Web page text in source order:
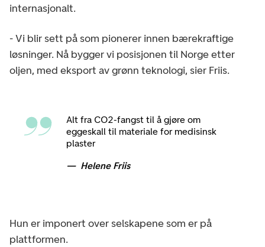
internasjonalt.
- Vi blir sett på som pionerer innen bærekraftige
løsninger. Nå bygger vi posisjonen til Norge etter
oljen, med eksport av grønn teknologi, sier Friis.
Alt fra CO2-fangst til å gjøre om
eggeskall til materiale for medisinsk
plaster
Helene Friis
Hun er imponert over selskapene som er på
plattformen.